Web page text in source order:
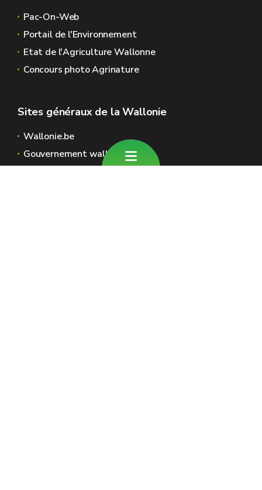
Pac-On-Web
Portail de l'Environnement
Etat de l'Agriculture Wallonne
Concours photo Agrinature
Sites généraux de la Wallonie
Wallonie.be
Gouvernement wallon